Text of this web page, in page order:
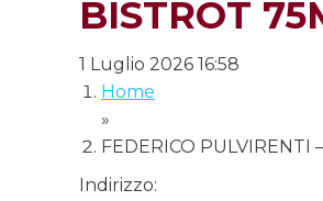
BISTROT
1 Luglio 2026 16:58
Home
»
FEDERICO
Indirizzo: